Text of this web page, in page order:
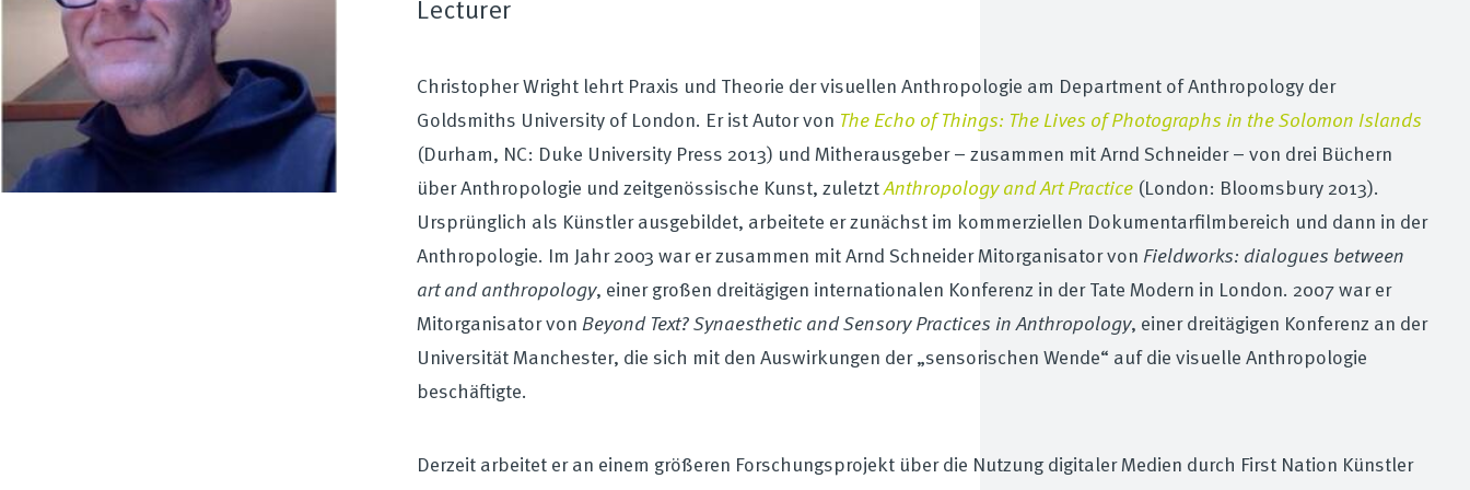
Lecturer
Christopher Wright lehrt Praxis und Theorie der visuellen Anthropologie am Department of Anthropology der
Goldsmiths University of London. Er ist Autor von The Echo of Things: The Lives of Photographs in the Solomon Islands
(Durham, NC: Duke University Press 2013) und Mitherausgeber – zusammen mit Arnd Schneider – von drei Büchern
über Anthropologie und zeitgenössische Kunst, zuletztAnthropology and Art Practice (London: Bloomsbury 2013).
Ursprünglich als Künstler ausgebildet, arbeitete er zunächst im kommerziellen Dokumentarfilmbereich und dann in der
Anthropologie. Im Jahr 2003 war er zusammen mit Arnd Schneider Mitorganisator von Fieldworks: dialogues between
art and anthropology, einer großen dreitägigen internationalen Konferenz in der Tate Modern in London. 2007 war er
Mitorganisator von Beyond Text? Synaesthetic and Sensory Practices in Anthropology, einer dreitägigen Konferenz an der
Universität Manchester, die sich mit den Auswirkungen der „sensorischen Wende“ auf die visuelle Anthropologie
beschäftigte.
Derzeit arbeitet er an einem größeren Forschungsprojekt über die Nutzung digitaler Medien durch First Nation Künstler